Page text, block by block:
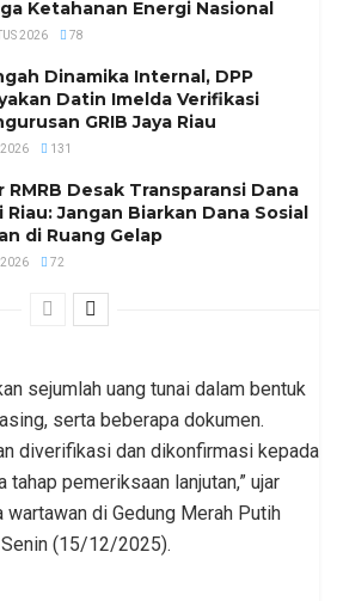
Ketahanan Energi Nasional
2026 78
Dinamika Internal, DPP
Datin Imelda Verifikasi
GRIB Jaya Riau
131
RMRB Desak Transparansi Dana
Riau: Jangan Biarkan Dana Sosial
di Ruang Gelap
72
sejumlah uang tunai dalam bentuk
serta beberapa dokumen.
diverifikasi dan dikonfirmasi kepada
pemeriksaan lanjutan,” ujar
di Gedung Merah Putih
(15/12/2025).